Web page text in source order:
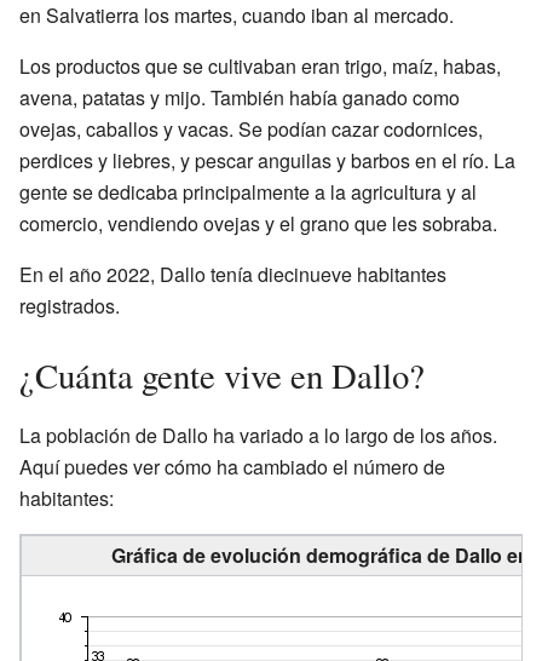
en Salvatierra los martes, cuando iban al mercado.
Los productos que se cultivaban eran trigo, maíz, habas,
avena, patatas y mijo. También había ganado como
ovejas, caballos y vacas. Se podían cazar codornices,
perdices y liebres, y pescar anguilas y barbos en el río. La
gente se dedicaba principalmente a la agricultura y al
comercio, vendiendo ovejas y el grano que les sobraba.
En el año 2022, Dallo tenía diecinueve habitantes
registrados.
¿Cuánta gente vive en Dallo?
La población de Dallo ha variado a lo largo de los años.
Aquí puedes ver cómo ha cambiado el número de
habitantes:
Gráfica de evolución demográfica de Dallo